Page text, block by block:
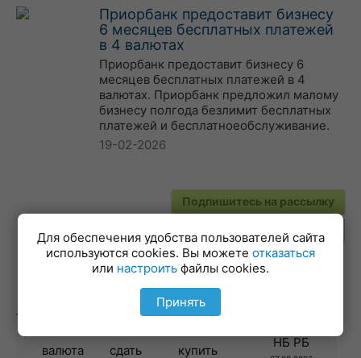
Приорбанк предоставит бизнесу
6 месяцев бесплатных платежей
в 4 валютах
Приорбанк предоставит бизнесу 6
месяцев бесплатных платежей в 4
валютах. Приорбанк предложил малому
бизнесу полгода безлимит бесплатных
платежей и бесплатноеобслуживание.
19-02-2026
Подпишитесь на рассылку
Лучшие курсы валют
валюта сдать купить
НБ РБ
Для обеспечения удобства пользователей сайта
используются cookies. Вы можете отказаться
или настроить файлы cookies.
Принять